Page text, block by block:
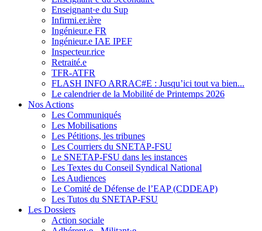
Enseignant·e du Sup
Infirmi.er.ière
Ingénieur.e FR
Ingénieur.e IAE IPEF
Inspecteur.rice
Retraité.e
TFR-ATFR
FLASH INFO ARRAC#E : Jusqu’ici tout va bien...
Le calendrier de la Mobilité de Printemps 2026
Nos Actions
Les Communiqués
Les Mobilisations
Les Pétitions, les tribunes
Les Courriers du SNETAP-FSU
Le SNETAP-FSU dans les instances
Les Textes du Conseil Syndical National
Les Audiences
Le Comité de Défense de l’EAP (CDDEAP)
Les Tutos du SNETAP-FSU
Les Dossiers
Action sociale